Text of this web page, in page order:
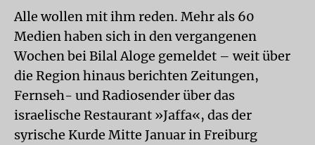
Alle wollen mit ihm reden. Mehr als 60
Medien haben sich in den vergangenen
Wochen bei Bilal Aloge gemeldet – weit über
die Region hinaus berichten Zeitungen,
Fernseh- und Radiosender über das
israelische Restaurant »Jaffa«, das der
syrische Kurde Mitte Januar in Freiburg